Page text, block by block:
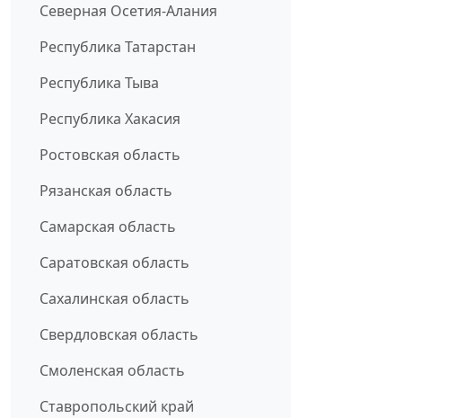
Северная Осетия-Алания
Республика Татарстан
Республика Тыва
Республика Хакасия
Ростовская область
Рязанская область
Самарская область
Саратовская область
Сахалинская область
Свердловская область
Смоленская область
Ставропольский край